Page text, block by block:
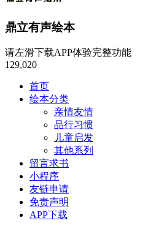
鼎立有声绘本
请左滑下载APP体验完整功能
129,020
首页
绘本分类
亲情友情
品行习惯
儿童启发
其他系列
留言求书
小程序
友链申请
免责声明
APP下载